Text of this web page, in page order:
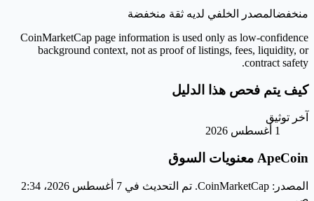
منخفضالمصدر الخلفي لديه ثقة منخفضة
CoinMarketCap page information is used only as low-confidence
background context, not as proof of listings, fees, liquidity, or
contract safety.
كيف يتم فحص هذا الدليل
آخر توثيق
1 أغسطس 2026
ApeCoin معنويات السوق
المصدر: CoinMarketCap. تم التحديث في 7 أغسطس 2026، 2:34